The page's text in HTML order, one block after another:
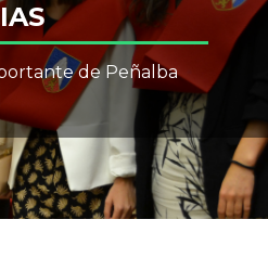
de Peñalba